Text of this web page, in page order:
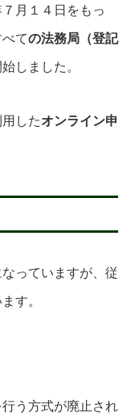
月１４日をもっ
ての法務局（登記
しました。
したオンライン申
っていますが、従
す。
う方式が廃止され